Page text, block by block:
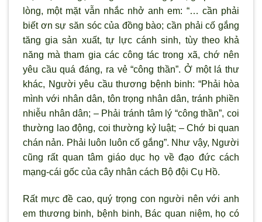
lòng, một mặt vẫn nhắc nhở anh em: “… cần phải
biết ơn sự săn sóc của đồng bào; cần phải cố gắng
tăng gia sản xuất, tự lực cánh sinh, tùy theo khả
năng mà tham gia các công tác trong xã, chớ nên
yêu cầu quá đáng, ra vẻ “công thần”. Ở một lá thư
khác, Người yêu cầu thương bệnh binh: “Phải hòa
mình với nhân dân, tôn trọng nhân dân, tránh phiền
nhiễu nhân dân; – Phải tránh tâm lý “công thần”, coi
thường lao động, coi thường kỷ luật; – Chớ bi quan
chán nản. Phải luôn luôn cố gắng”. Như vậy, Người
cũng rất quan tâm giáo dục họ về đạo đức cách
mạng-cái gốc của cây nhân cách Bộ đội Cụ Hồ.
Rất mực đề cao, quý trọng con người nên với anh
em thương binh, bệnh binh, Bác quan niệm, họ có